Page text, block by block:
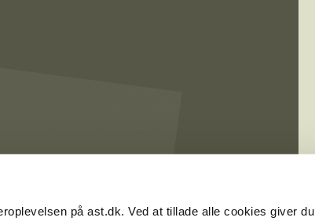
på ast.dk. Ved at tillade alle cookies giver du